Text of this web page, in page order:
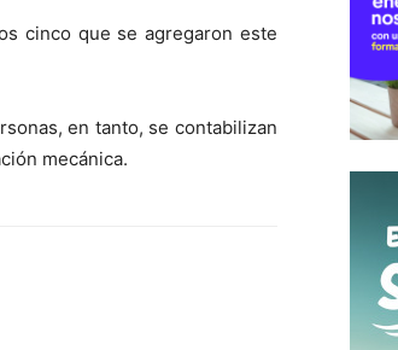
cinco que se agregaron este
en tanto, se contabilizan
mecánica.